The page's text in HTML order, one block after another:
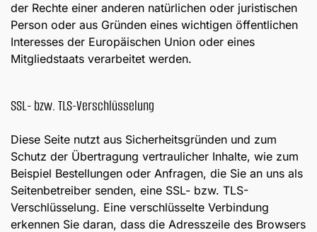
der Rechte einer anderen natürlichen oder juristischen
Person oder aus Gründen eines wichtigen öffentlichen
Interesses der Europäischen Union oder eines
Mitgliedstaats verarbeitet werden.
SSL- bzw. TLS-Verschlüsselung
Diese Seite nutzt aus Sicherheitsgründen und zum
Schutz der Übertragung vertraulicher Inhalte, wie zum
Beispiel Bestellungen oder Anfragen, die Sie an uns als
Seitenbetreiber senden, eine SSL- bzw. TLS-
Verschlüsselung. Eine verschlüsselte Verbindung
erkennen Sie daran, dass die Adresszeile des Browsers